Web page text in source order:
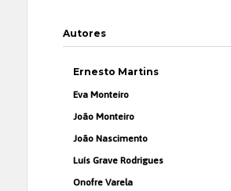
Autores
Ernesto Martins
Eva Monteiro
João Monteiro
João Nascimento
Luís Grave Rodrigues
Onofre Varela